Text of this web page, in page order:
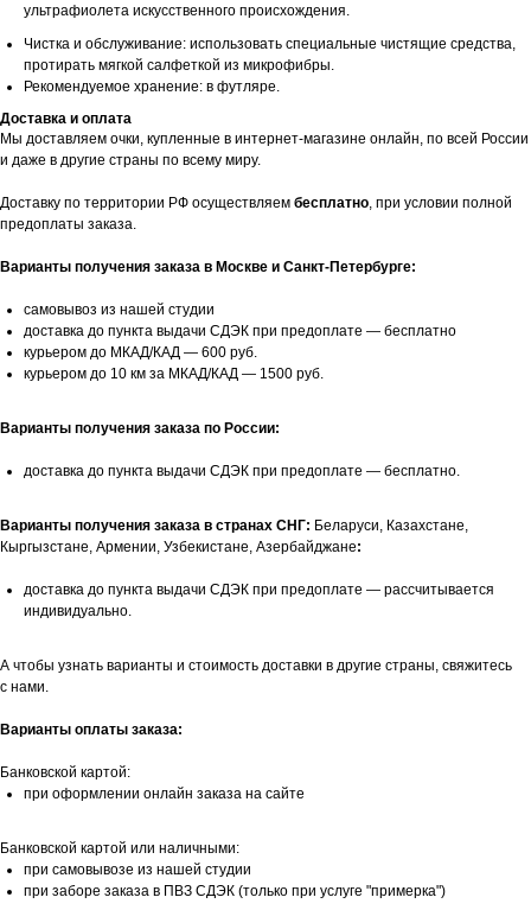
ультрафиолета искусственного происхождения.
Чистка и обслуживание: использовать специальные чистящие средства,
протирать мягкой салфеткой из микрофибры.
Рекомендуемое хранение: в футляре.
Доставка и оплата
Мы доставляем очки, купленные в интернет-магазине онлайн, по всей России
и даже в другие страны по всему миру.
Доставку по территории РФ осуществляем бесплатно, при условии полной
предоплаты заказа.
Варианты получения заказа в Москве и Санкт-Петербурге:
самовывоз из нашей студии
доставка до пункта выдачи СДЭК при предоплате — бесплатно
курьером до МКАД/КАД — 600 руб.
курьером до 10 км за МКАД/КАД — 1500 руб.
Варианты получения заказа по России:
доставка до пункта выдачи СДЭК при предоплате — бесплатно.
Варианты получения заказа в странах СНГ: Беларуси, Казахстане,
Кыргызстане, Армении, Узбекистане, Азербайджане:
доставка до пункта выдачи СДЭК при предоплате — рассчитывается
индивидуально.
А чтобы узнать варианты и стоимость доставки в другие страны, свяжитесь
с нами.
Варианты оплаты заказа:
Банковской картой:
при оформлении онлайн заказа на сайте
Банковской картой или наличными:
при самовывозе из нашей студии
при заборе заказа в ПВЗ СДЭК (только при услуге "примерка")